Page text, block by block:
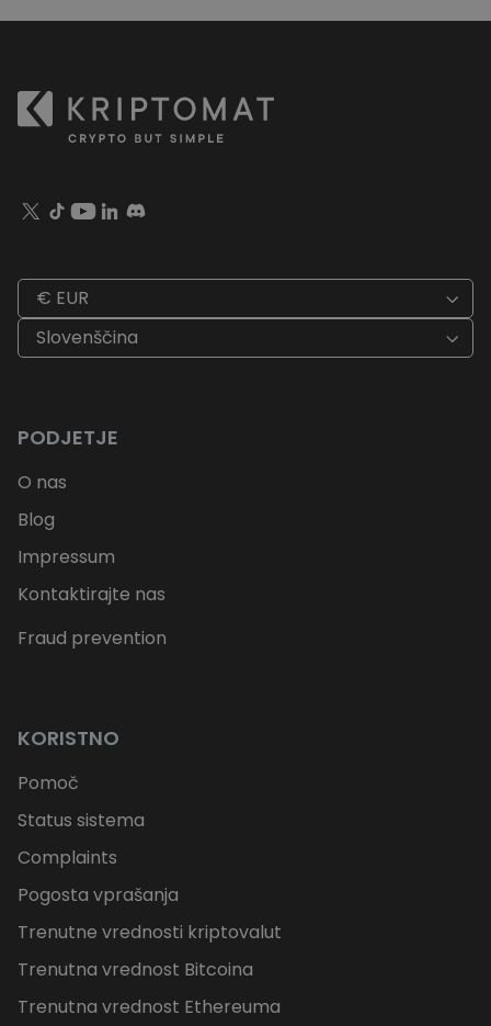
€ EUR
Slovenščina
PODJETJE
O nas
Blog
Impressum
Kontaktirajte nas
Fraud prevention
KORISTNO
Pomoč
Status sistema
Complaints
Pogosta vprašanja
Trenutne vrednosti kriptovalut
Trenutna vrednost Bitcoina
Trenutna vrednost Ethereuma